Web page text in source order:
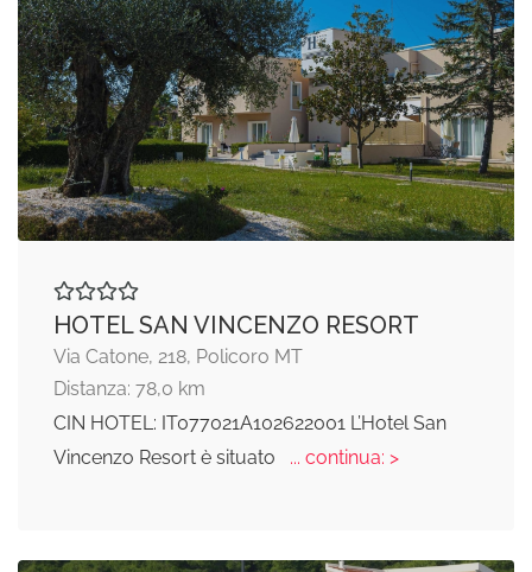
HOTEL SAN VINCENZO RESORT
Via Catone, 218, Policoro MT
Distanza: 78,0 km
CIN HOTEL: IT077021A102622001 L’Hotel San
Vincenzo Resort è situato
... continua: >